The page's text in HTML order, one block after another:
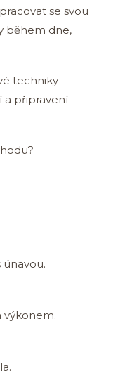
se svou
během dne,
techniky
a připravení
výkonem.